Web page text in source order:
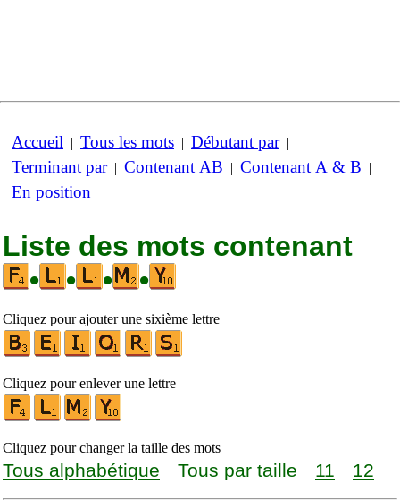
Accueil | Tous les mots | Débutant par|
Terminant par| Contenant AB | Contenant A & B |
En position
Liste des mots contenant
•
• • •
Cliquez pour ajouter une sixième lettre
Cliquez pour enlever une lettre
Cliquez pour changer la taille des mots
Tous alphabétique Tous par taille 11 12